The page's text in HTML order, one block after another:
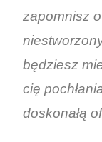
zapomnisz
będziesz
cię
doskonałą